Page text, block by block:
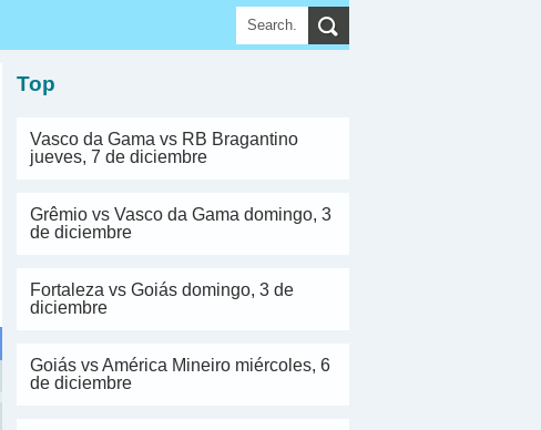
Top
Vasco da Gama vs RB Bragantino
jueves, 7 de diciembre
Grêmio vs Vasco da Gama domingo, 3
de diciembre
Fortaleza vs Goiás domingo, 3 de
diciembre
Goiás vs América Mineiro miércoles, 6
de diciembre
▼